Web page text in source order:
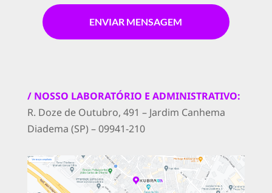
ENVIAR MENSAGEM
/ NOSSO LABORATÓRIO E ADMINISTRATIVO:
R. Doze de Outubro, 491 – Jardim Canhema
Diadema (SP) – 09941-210